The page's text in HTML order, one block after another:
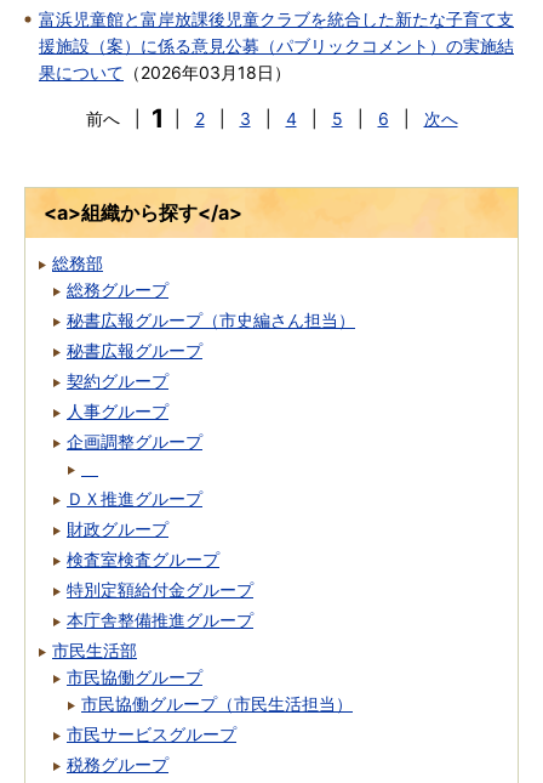
富浜児童館と富岸放課後児童クラブを統合した新たな子育て支
援施設（案）に係る意見公募（パブリックコメント）の実施結
果について （2026年03月18日 ）
前へ 1 2 3 4 5 6 次へ
<a>組織から探す</a>
総務部
総務グループ
秘書広報グループ（市史編さん担当）
秘書広報グループ
契約グループ
人事グループ
企画調整グループ
ＤＸ推進グループ
財政グループ
検査室検査グループ
特別定額給付金グループ
本庁舎整備推進グループ
市民生活部
市民協働グループ
市民協働グループ（市民生活担当）
市民サービスグループ
税務グループ